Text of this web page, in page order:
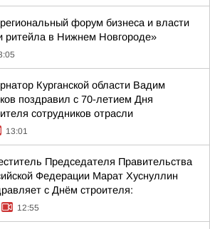
форум бизнеса и власти
ритейла в Нижнем Новгороде»
Курганской области Вадим
поздравил с 70-летием Дня
сотрудников отрасли
13:01
Председателя Правительства
Федерации Марат Хуснуллин
с Днём строителя:
12:55